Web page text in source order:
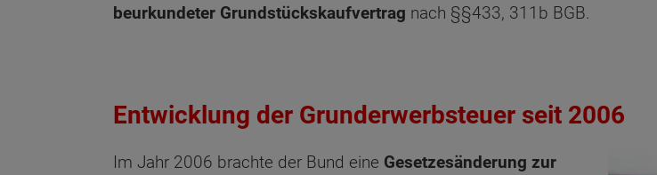
beurkundeter Grundstückskaufvertrag nach §§433, 311b BGB.
Entwicklung der Grunderwerbsteuer seit 2006
Im Jahr 2006 brachte der Bund eine Gesetzesänderung zur
Wonach möchten Sie suchen?